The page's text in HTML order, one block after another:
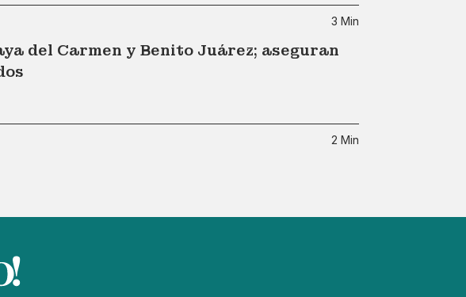
3 Min
del Carmen y Benito Juárez; aseguran
2 Min